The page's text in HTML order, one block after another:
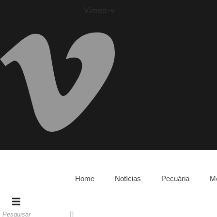
Vimeo-v
Home Notícias Pecuária